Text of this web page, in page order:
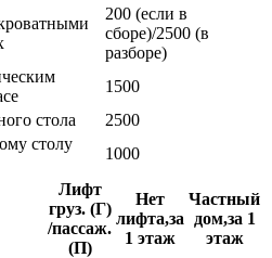
200 (если в
сборе)/2500 (в
разборе)
1500
стола
2500
столу
1000
Лифт
груз. (Г)
/пассаж.
(П)
Нет
лифта,за
1 этаж
Частный
дом,за 1
этаж